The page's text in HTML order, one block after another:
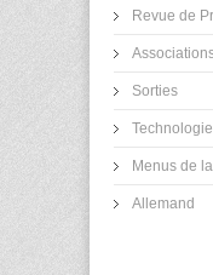
Revue de
Sorties
Technologie
Menus de
Allemand